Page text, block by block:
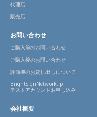
代理店
販売店
お問い合わせ
ご購入前のお問い合わせ
ご購入後のお問い合わせ
評価機のお貸し出しについて
BrightSignNetwork.jp
テストアカウントお申し込み
会社概要